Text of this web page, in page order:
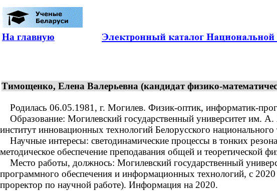
На главную
Тимощенко, Елена Валерьевна (кандидат физико-
Родилась 06.05.1981, г. Могилев. Физик-оптик, информатик-
Образование: Могилевский государственный университет им.
институт инновационных технологий Белорусского
Научные интересы: светодинамические процессы в тонких
методическое обеспечение преподавания общей и теоретической
Место работы, должнось: Могилевский государственный
программного обеспечения и информационных технологий, с
проректор по научной работе). Информация на 2020.